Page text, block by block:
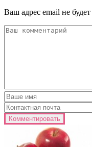
Ваш адрес email не